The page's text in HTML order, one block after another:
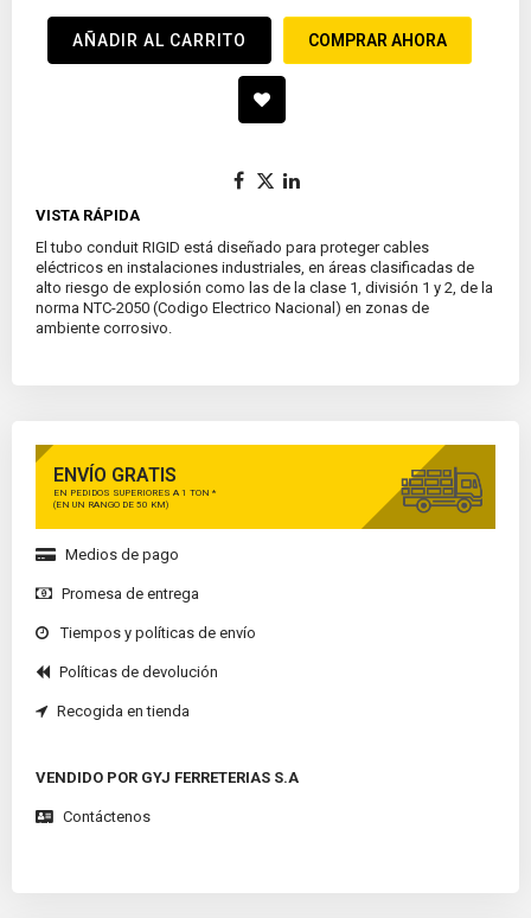
AÑADIR AL CARRITO COMPRAR AHORA
VISTA RÁPIDA
El tubo conduit RIGID está diseñado para proteger cables
eléctricos en instalaciones industriales, en áreas clasificadas de
alto riesgo de explosión como las de la clase 1, división 1 y 2, de la
norma NTC-2050 (Codigo Electrico Nacional) en zonas de
ambiente corrosivo.
ENVÍO GRATIS
EN PEDIDOS SUPERIORES A 1 TON *
(EN UN RANGO DE 50 KM)
Medios de pago
Promesa de entrega
Tiempos y políticas de envío
Políticas de devolución
Recogida en tienda
VENDIDO POR GYJ FERRETERIAS S.A
Contáctenos